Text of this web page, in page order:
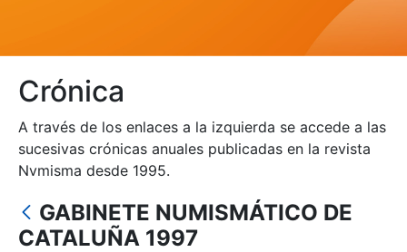
Mostrar/Ocultar
Mostrar/Ocultar
Mostrar/Ocultar
Crónica
A través de los enlaces a la izquierda se accede a las
sucesivas crónicas anuales publicadas en la revista
Nvmisma desde 1995.
GABINETE NUMISMÁTICO DE
CATALUÑA 1997